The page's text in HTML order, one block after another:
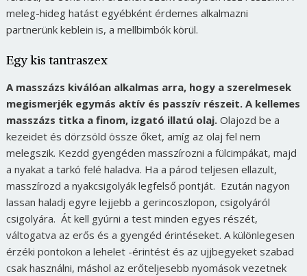
meleg-hideg hatást egyébként érdemes alkalmazni
partnerünk keblein is, a mellbimbók körül.
Egy kis tantraszex
A masszázs kiválóan alkalmas arra, hogy a szerelmesek
megismerjék egymás aktív és passzív részeit. A kellemes
masszázs titka a finom, izgató illatú olaj.Olajozd be a
kezeidet és dörzsöld össze őket, amíg az olaj fel nem
melegszik. Kezdd gyengéden masszírozni a fülcimpákat, majd
a nyakat a tarkó felé haladva. Ha a párod teljesen ellazult,
masszírozd a nyakcsigolyák legfelső pontját. Ezután nagyon
lassan haladj egyre lejjebb a gerincoszlopon, csigolyáról
csigolyára. Át kell gyúrni a test minden egyes részét,
váltogatva az erős és a gyengéd érintéseket. A különlegesen
érzéki pontokon a lehelet -érintést és az ujjbegyeket szabad
csak használni, máshol az erőteljesebb nyomások vezetnek